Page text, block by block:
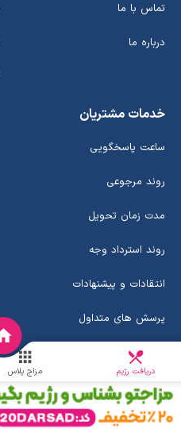
تماس با ما
درباره ما
خدمات مشتریان
ساعت پاسخگویی
روند مرجوعی
مدت زمان تحویل
روند استرداد وجه
انتقادات و پیشنهادات
پرسش های متداول
عضویت در خبرنامه
دریافت رژیم مزاج پلاس